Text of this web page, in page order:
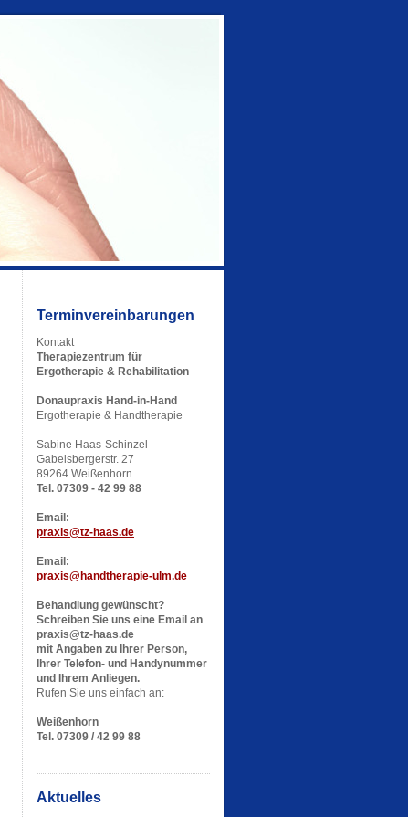
Terminvereinbarungen
Kontakt
Therapiezentrum für
Ergotherapie & Rehabilitation
Donaupraxis Hand-in-Hand
Ergotherapie & Handtherapie
Sabine Haas-Schinzel
Gabelsbergerstr. 27
89264 Weißenhorn
Tel. 07309 - 42 99 88
Email:
praxis@tz-haas.de
Email:
praxis@handtherapie-ulm.de
Behandlung gewünscht?
Schreiben Sie uns eine Email an
praxis@tz-haas.de
mit Angaben zu Ihrer Person,
Ihrer Telefon- und Handynummer
und Ihrem Anliegen.
Rufen Sie uns einfach an:
Weißenhorn
Tel. 07309 / 42 99 88
Aktuelles